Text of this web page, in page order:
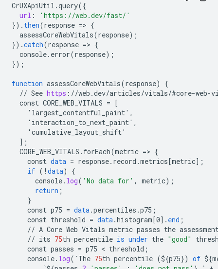
CrUXApiUtil .query({
url :
'https://web.dev/fast/'
}). then(response => {
assessCoreWebVitals(response);
}).catch(response => {
console. error(response);
});
function assessCoreWebVitals(response)
{
// See https : //web .dev/articles/vitals/#core-web-
const CORE_WEB_VITALS = [
    'largest_contentful_paint',
    'interaction_to_next_paint',
    'cumulative_layout_shift'
] ;
CORE_WEB_VITALS . forEach(metric => {
const data = response. record .metrics[metric] ;
if ( ! data)
{
console. log( 'No data for' , metric);
return ;
}
const p75 = data.percentiles .p75 ;
const threshold = data.histogram[0] . end ;
// A Core Web Vitals metric passes the
// its 75th percentile is under the "good"
const passes = p75 < threshold ;
console. log( `The 75th percentile (${p75}) of ${